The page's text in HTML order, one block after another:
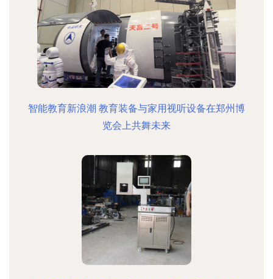
智能教育新浪潮 教育装备与家用视听设备在郑州博
览会上共舞未来